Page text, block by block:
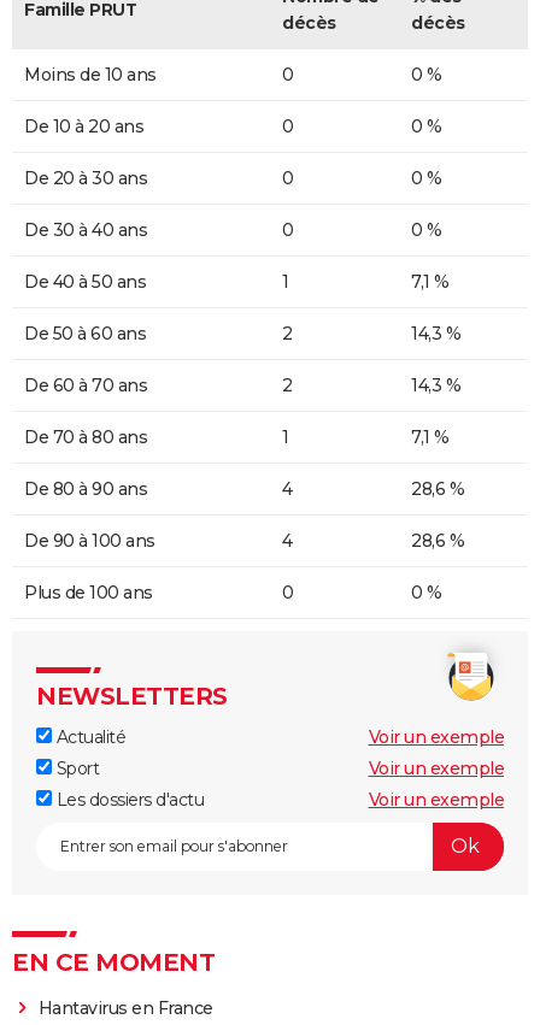
Famille PRUT
décès
décès
Moins de 10 ans 0 0 %
De 10 à 20 ans 0 0 %
De 20 à 30 ans 0 0 %
De 30 à 40 ans 0 0 %
De 40 à 50 ans 1 7,1 %
De 50 à 60 ans 2 14,3 %
De 60 à 70 ans 2 14,3 %
De 70 à 80 ans 1 7,1 %
De 80 à 90 ans 4 28,6 %
De 90 à 100 ans 4 28,6 %
Plus de 100 ans 0 0 %
NEWSLETTERS
Actualité
Voir un exemple
Sport
Voir un exemple
Les dossiers d'actu
Voir un exemple
EN CE MOMENT
Hantavirus en France